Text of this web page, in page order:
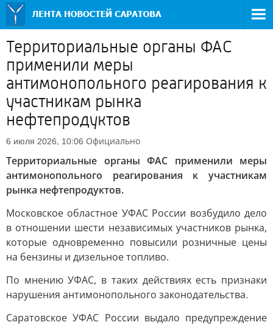
Территориальные органы ФАС
применили меры
антимонопольного реагирования к
участникам рынка
нефтепродуктов
6 июля 2026, 10:06 Официально
Территориальные органы ФАС применили меры
антимонопольного реагирования к участникам
рынка нефтепродуктов.
Московское областное УФАС России возбудило дело
в отношении шести независимых участников рынка,
которые одновременно повысили розничные цены
на бензины и дизельное топливо.
По мнению УФАС, в таких действиях есть признаки
нарушения антимонопольного законодательства.
Саратовское УФАС России выдало предупреждение